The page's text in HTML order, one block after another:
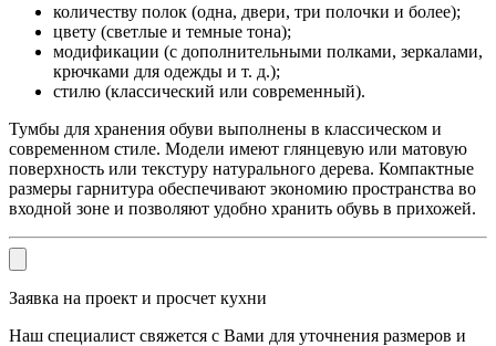
количеству полок (одна, двери, три полочки и более);
цвету (светлые и темные тона);
модификации (с дополнительными полками, зеркалами,
крючками для одежды и т. д.);
стилю (классический или современный).
Тумбы для хранения обуви выполнены в классическом и
современном стиле. Модели имеют глянцевую или матовую
поверхность или текстуру натурального дерева. Компактные
размеры гарнитура обеспечивают экономию пространства во
входной зоне и позволяют удобно хранить обувь в прихожей.
Заявка на проект и просчет кухни
Наш специалист свяжется с Вами для уточнения размеров и